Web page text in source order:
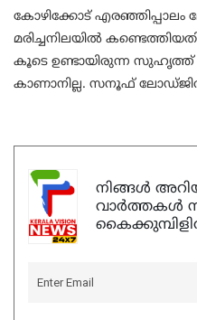
കോഴിക്കോട്
മരിച്ചനിലയില്‍
കൂടെ ഉണ്ടായിരുന്ന
കാണാനില്ല. സനൂഫ്
നിങ്ങൾ
വാർത്തകൾ